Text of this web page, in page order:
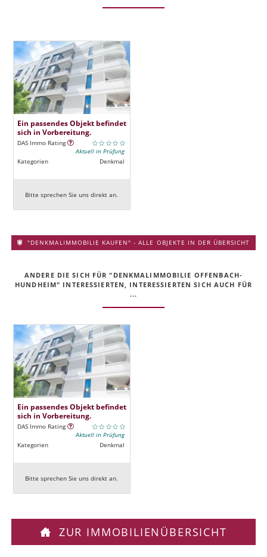
Ein passendes Objekt befindet
sich in Vorbereitung.
DAS Immo Rating
Aktuell in Prüfung
Kategorien
Denkmal
Bitte sprechen Sie uns direkt an.
"DENKMALIMMOBILIE KAUFEN" - ALLE OBJEKTE IN DER ÜBERSICHT
ANDERE DIE SICH FÜR "DENKMALIMMOBILIE OFFENBACH-
HUNDHEIM" INTERESSIERTEN, INTERESSIERTEN SICH AUCH FÜR
...
Ein passendes Objekt befindet
sich in Vorbereitung.
DAS Immo Rating
Aktuell in Prüfung
Kategorien
Denkmal
Bitte sprechen Sie uns direkt an.
ZUR IMMOBILIENÜBERSICHT